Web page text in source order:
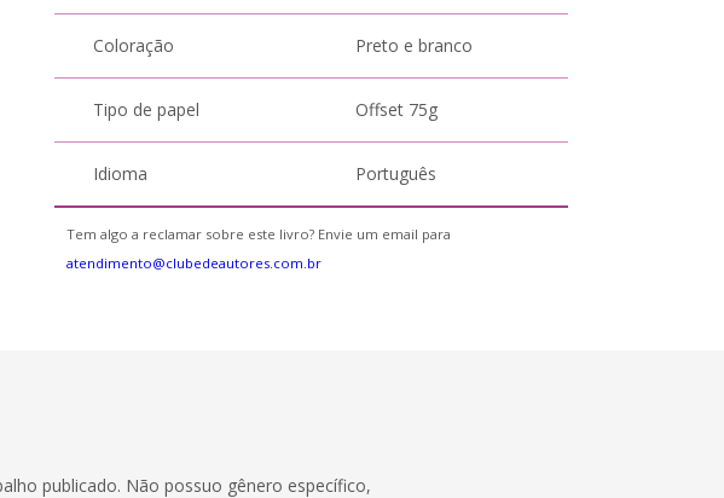
Coloração Preto e branco
Tipo de papel Offset 75g
Idioma Português
Tem algo a reclamar sobre este livro? Envie um email para
atendimento@clubedeautores.com.br
publicado. Não possuo gênero específico,